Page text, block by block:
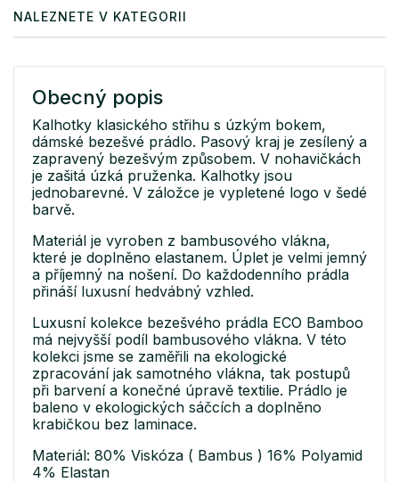
NALEZNETE V KATEGORII
Obecný popis
Kalhotky klasického střihu s úzkým bokem,
dámské bezešvé prádlo. Pasový kraj je zesílený a
zapravený bezešvým způsobem. V nohavičkách
je zašitá úzká pruženka. Kalhotky jsou
jednobarevné. V záložce je vypletené logo v šedé
barvě.
Materiál je vyroben z bambusového vlákna,
které je doplněno elastanem. Úplet je velmi jemný
a příjemný na nošení. Do každodenního prádla
přináší luxusní hedvábný vzhled.
Luxusní kolekce bezešvého prádla ECO Bamboo
má nejvyšší podíl bambusového vlákna. V této
kolekci jsme se zaměřili na ekologické
zpracování jak samotného vlákna, tak postupů
při barvení a konečné úpravě textilie. Prádlo je
baleno v ekologických sáčcích a doplněno
krabičkou bez laminace.
Materiál: 80% Viskóza ( Bambus ) 16% Polyamid
4% Elastan